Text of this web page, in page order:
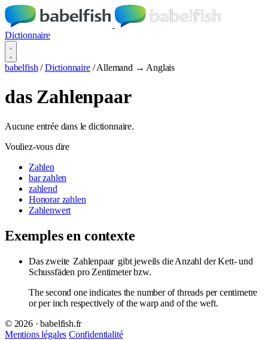
Dictionnaire
babelfish / Dictionnaire / Allemand → Anglais
das Zahlenpaar
Aucune entrée dans le dictionnaire.
Vouliez-vous dire
Zahlen
bar zahlen
zahlend
Honorar zahlen
Zahlenwert
Exemples en contexte
Das zweite Zahlenpaar gibt jeweils die Anzahl der Kett- und
Schussfäden pro Zentimeter bzw.
The second one indicates the number of threads per centimetre
or per inch respectively of the warp and of the weft.
© 2026 · babelfish.fr
Mentions légales Confidentialité